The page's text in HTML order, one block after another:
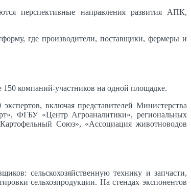
перспективные направления развития АПК,
где производители, поставщики, фермеры и
компаний-участников на одной площадке.
включая представителей Министерства
ФГБУ «Центр Агроаналитики», региональных
Союз», «Ассоциация животноводов
сельскохозяйственную технику и запчасти,
сельхозпродукции. На стендах экспонентов